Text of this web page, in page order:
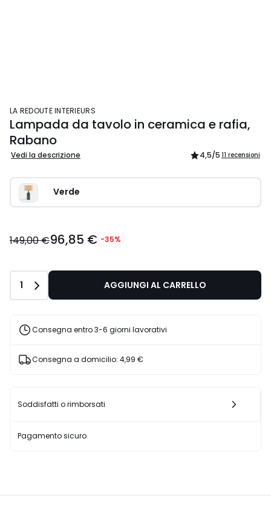
LA REDOUTE INTERIEURS
Lampada da tavolo in ceramica e rafia,
Rabano
Vedi la descrizione 4,5/5 11 recensioni
Verde
149,00 €96,85 € -35%
Quantità
1 AGGIUNGI AL CARRELLO
Consegna entro 3-6 giorni lavorativi
Consegna a domicilio: 4,99 €
Soddisfatti o rimborsati
Pagamento sicuro